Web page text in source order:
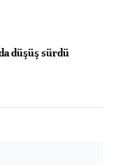
düşüş sürdü